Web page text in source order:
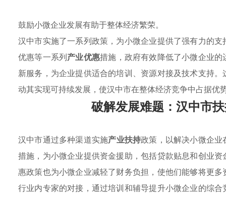
鼓励小微企业发展有助于整体经济繁荣。
汉中市实施了一系列政策，为小微企业提供了强有力的
优惠等一系列产业优惠措施，政府有效降低了小微企业
新服务，为企业提供适合的培训、资源对接及技术支持
动其实现可持续发展，使汉中市在整体经济竞争中占据优
破解发展难题：汉中市
汉中市通过多种渠道实施产业扶持政策，以解决小微企
措施，为小微企业提供资金援助，包括贷款贴息和创业
惠政策也为小微企业减轻了财务负担，使他们能够将更
行业内专家的对接，通过培训和辅导提升小微企业的综